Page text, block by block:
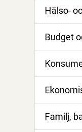
Hälso-
Budget
Familj,